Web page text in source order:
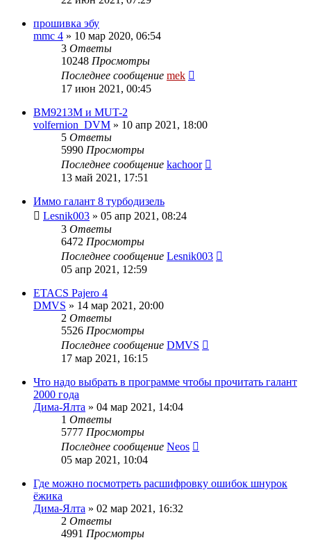
прошивка эбу
mmc 4 » 10 мар 2020, 06:54
3 Ответы
10248 Просмотры
Последнее сообщение mek
17 июн 2021, 00:45
BM9213M и MUT-2
volfernion_DVM » 10 апр 2021, 18:00
5 Ответы
5990 Просмотры
Последнее сообщение kachoor
13 май 2021, 17:51
Иммо галант 8 турбодизель
Lesnik003 » 05 апр 2021, 08:24
3 Ответы
6472 Просмотры
Последнее сообщение Lesnik003
05 апр 2021, 12:59
ETACS Pajero 4
DMVS » 14 мар 2021, 20:00
2 Ответы
5526 Просмотры
Последнее сообщение DMVS
17 мар 2021, 16:15
Что надо выбрать в программе чтобы прочитать галант
2000 года
Дима-Ялта » 04 мар 2021, 14:04
1 Ответы
5777 Просмотры
Последнее сообщение Neos
05 мар 2021, 10:04
Где можно посмотреть расшифровку ошибок шнурок
ёжика
Дима-Ялта » 02 мар 2021, 16:32
2 Ответы
4991 Просмотры